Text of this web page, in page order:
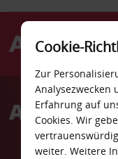
Avis
Cookie-
Zur
Erfahrung auf
Cookies. Wir
weiter. Weitere